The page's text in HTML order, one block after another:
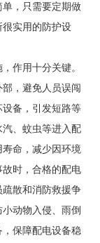
，只需要定期做
实用的防护设
作用十分关键。
，避免人员误闯
备，引发短路等
、蚊虫等进入配
命，减少因环境
时，合格的配电
散和消防救援争
动物入侵、雨倒
保障配电设备稳